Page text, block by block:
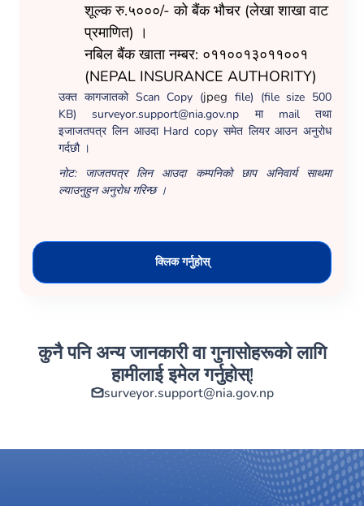
शूल्क रु.५०००/- को बैंक भौचर (लेखा शाखा वाट
प्रमाणित) ।
नबिल बैंक खाता नम्बर: ०११००१३०११००१
(NEPAL INSURANCE AUTHORITY)
उक्त कागजातको Scan Copy (jpeg file) (file size 500
KB)surveyor.support@nia.gov.np मा mail तथा
इजाजतपत्र लिन आउदा Hard copy समेत लियर आउन अनुरोध
गर्दछौ ।
नोट: जाजतपत्र लिन आउदा कम्पनिको छाप अनिवार्य साथमा
ल्याउनुहुन अनुरोध गरिन्छ ।
क्लिक गर्नुहोस्
कुनै पनि अन्य जानकारी वा गुनासोहरूको लागि
हामीलाई इमेल गर्नुहोस्!
surveyor.support@nia.gov.np